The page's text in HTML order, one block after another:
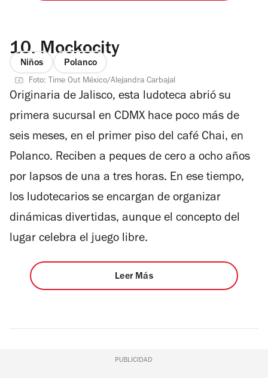
10. Mockocity
Niños Polanco
Foto: Time Out México/Alejandra Carbajal
Originaria de Jalisco, esta ludoteca abrió su
primera sucursal en CDMX hace poco más de
seis meses, en el primer piso del café Chai, en
Polanco. Reciben a peques de cero a ocho años
por lapsos de una a tres horas. En ese tiempo,
los ludotecarios se encargan de organizar
dinámicas divertidas, aunque el concepto del
lugar celebra el juego libre.
Leer Más
PUBLICIDAD